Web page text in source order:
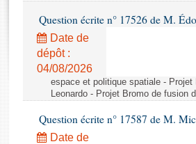
Rapports législatifs
Rapports sur l'application des lois
Baromètre de l’application des lois
Dossiers législatifs
Budget et sécurité sociale
Question écrite n° 17526 de M.
Date de
dépôt :
04/08/2026
espace et politique spatiale -
Leonardo - Projet Bromo de fusion
Question écrite n° 17587 de M.
Date de